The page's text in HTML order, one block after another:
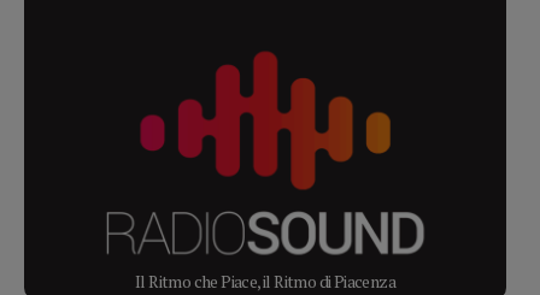
Il Ritmo che Piace, il Ritmo di Piacenza